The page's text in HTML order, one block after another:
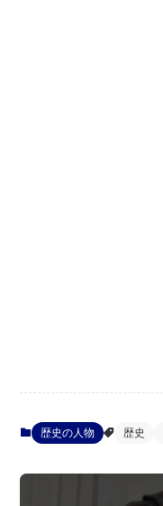
歴史の人物 歴史